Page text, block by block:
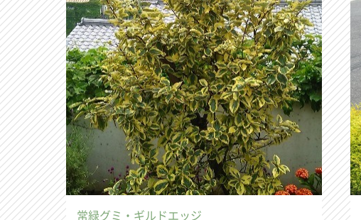
常緑グミ・ギルドエッジ